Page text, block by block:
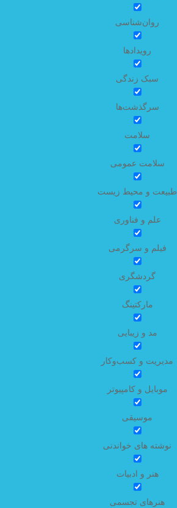
روان‌شناسی
رویدادها
سبک زندگی
سرگذشت‌ها
سلامت
سلامت عمومی
طبیعت و محیط زیست
علم و فناوری
فیلم و سرگرمی
گردشگری
مارکتینگ
مد و زیبایی
مدیریت و کسب‌وکار
موبایل و کامپیوتر
موسیقی
نوشته های خواندنی
هنر و ادبیات
هنرهای تجسمی